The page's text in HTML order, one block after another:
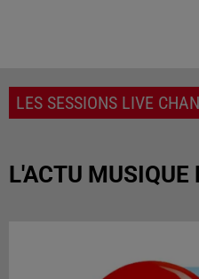
LES SESSIONS LIVE
L'ACTU